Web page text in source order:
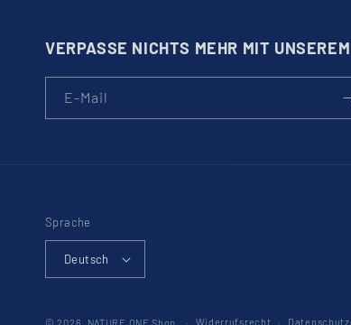
VERPASSE NICHTS MEHR MIT
E-Mail
Sprache
Deutsch
Widerrufsrecht